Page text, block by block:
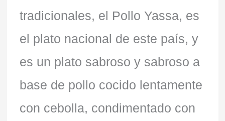
tradicionales, el Pollo Yassa, es
el plato nacional de este país, y
es un plato sabroso y sabroso a
base de pollo cocido lentamente
con cebolla, condimentado con